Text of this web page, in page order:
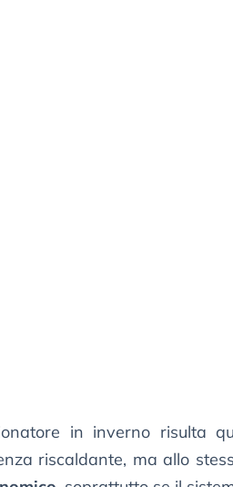
in inverno risulta
riscaldante, ma allo